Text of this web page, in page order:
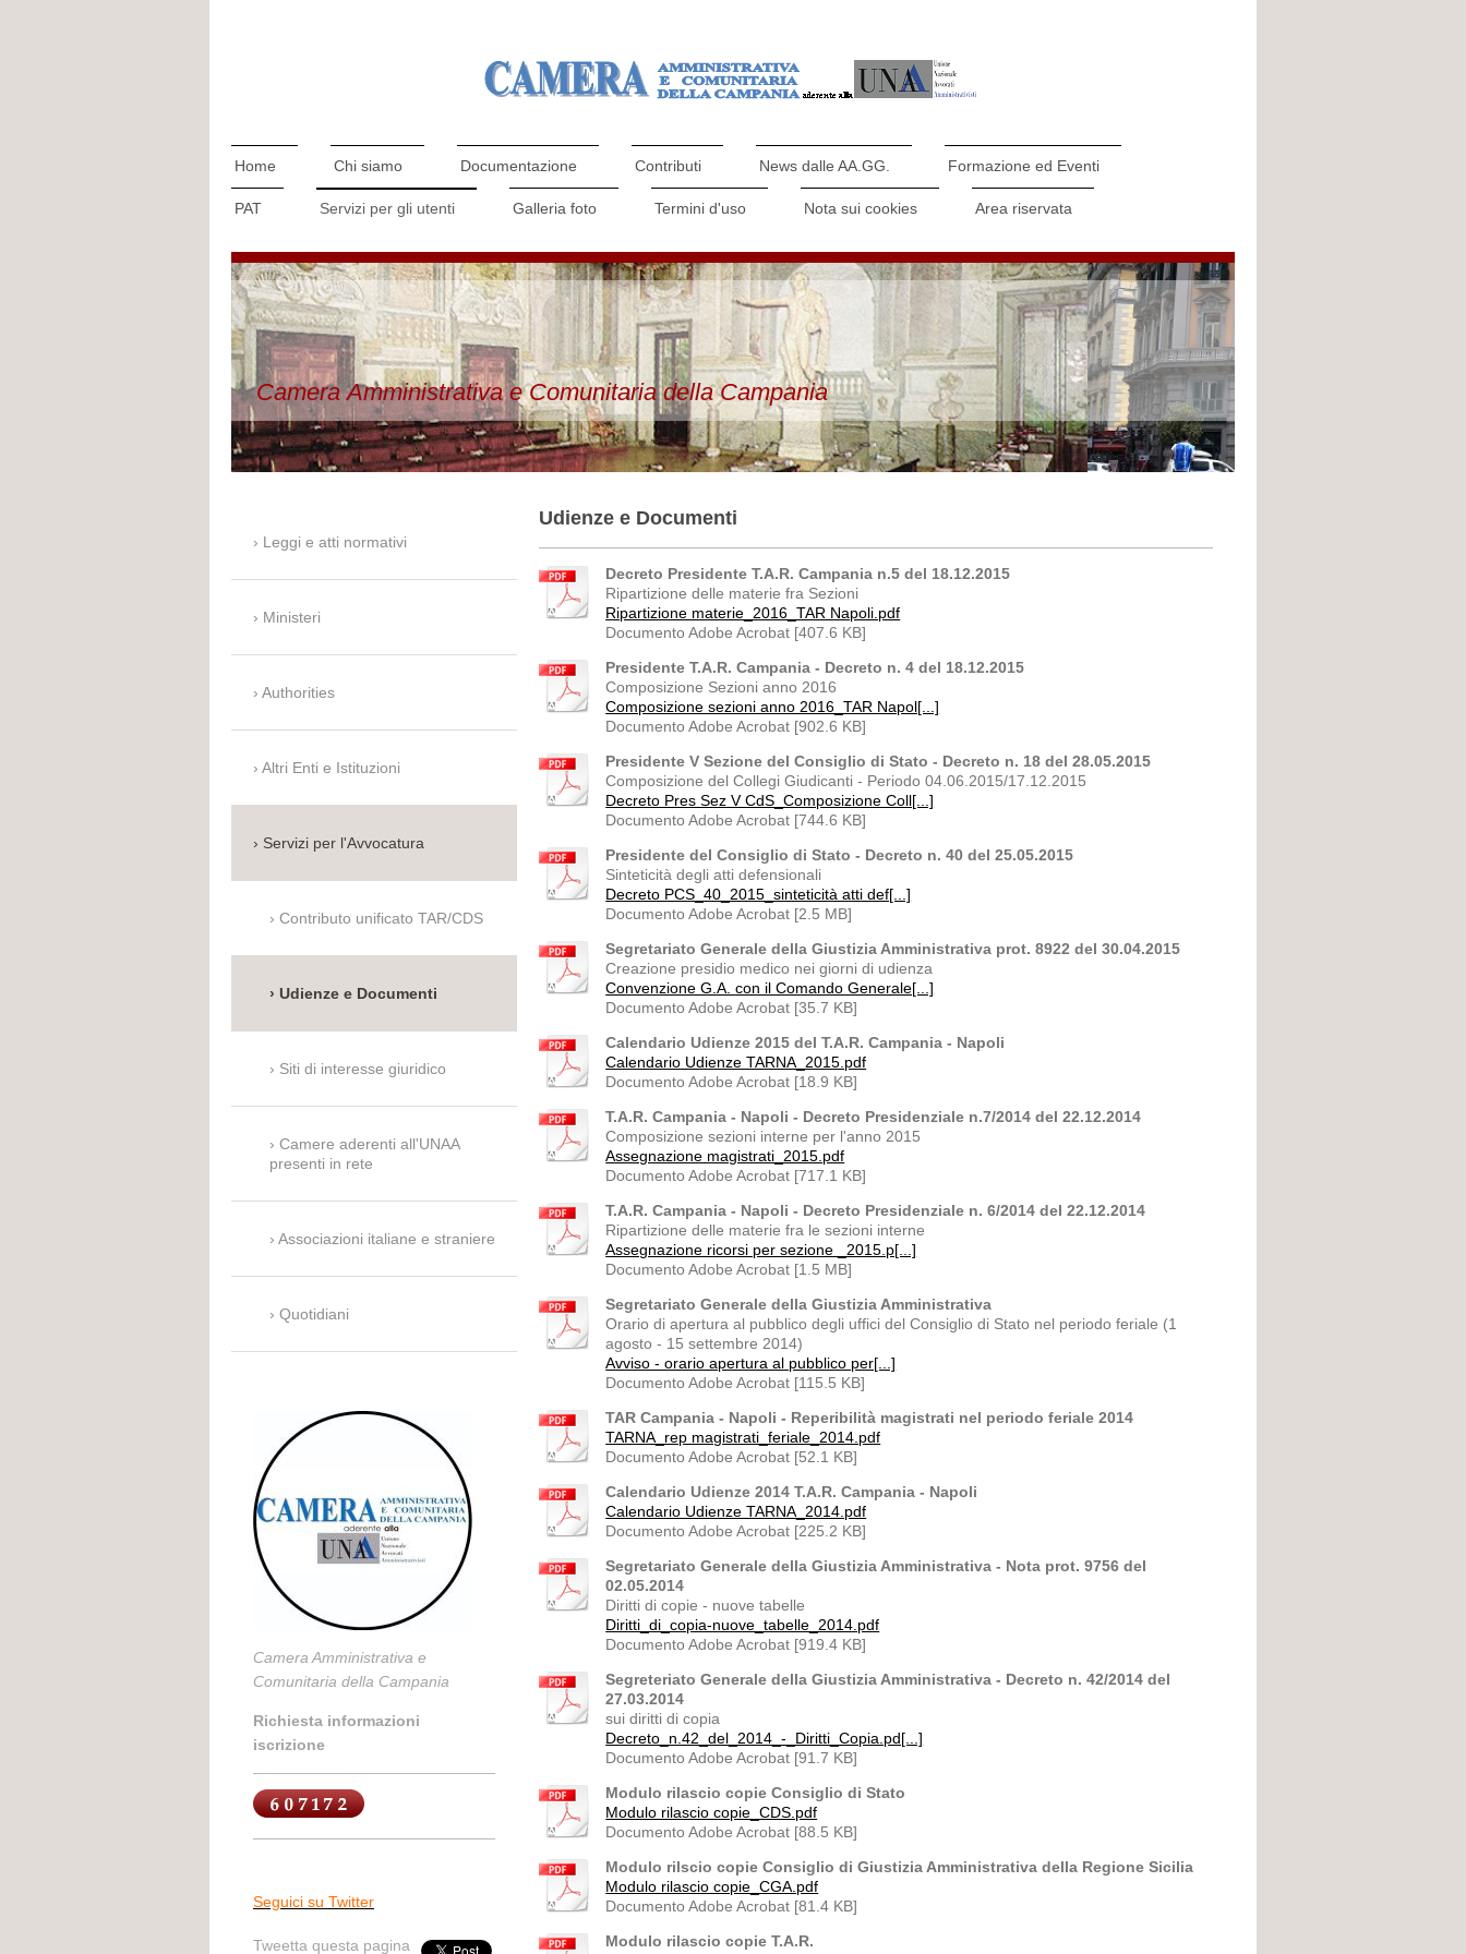
Home Chi siamo Documentazione Contributi News dalle AA.GG. Formazione ed Eventi
PAT Servizi per gli utenti Galleria foto Termini d'uso Nota sui cookies Area riservata
Camera Amministrativa e Comunitaria della Campania
Udienze e Documenti
Decreto Presidente T.A.R. Campania n.5 del 18.12.2015
Ripartizione delle materie fra Sezioni
Ripartizione materie_2016_TAR Napoli.pdf
Documento Adobe Acrobat [407.6 KB]
Presidente T.A.R. Campania - Decreto n. 4 del 18.12.2015
Composizione Sezioni anno 2016
Composizione sezioni anno 2016_TAR Napol[...]
Documento Adobe Acrobat [902.6 KB]
Presidente V Sezione del Consiglio di Stato - Decreto n. 18 del 28.05.2015
Composizione del Collegi Giudicanti - Periodo 04.06.2015/17.12.2015
Decreto Pres Sez V CdS_Composizione Coll[...]
Documento Adobe Acrobat [744.6 KB]
Presidente del Consiglio di Stato - Decreto n. 40 del 25.05.2015
Sinteticità degli atti defensionali
Decreto PCS_40_2015_sinteticità atti def[...]
Documento Adobe Acrobat [2.5 MB]
Segretariato Generale della Giustizia Amministrativa prot. 8922 del 30.04.2015
Creazione presidio medico nei giorni di udienza
Convenzione G.A. con il Comando Generale[...]
Documento Adobe Acrobat [35.7 KB]
Calendario Udienze 2015 del T.A.R. Campania - Napoli
Calendario Udienze TARNA_2015.pdf
Documento Adobe Acrobat [18.9 KB]
T.A.R. Campania - Napoli - Decreto Presidenziale n.7/2014 del 22.12.2014
Composizione sezioni interne per l'anno 2015
Assegnazione magistrati_2015.pdf
Documento Adobe Acrobat [717.1 KB]
T.A.R. Campania - Napoli - Decreto Presidenziale n. 6/2014 del 22.12.2014
Ripartizione delle materie fra le sezioni interne
Assegnazione ricorsi per sezione _2015.p[...]
Documento Adobe Acrobat [1.5 MB]
Segretariato Generale della Giustizia Amministrativa
Orario di apertura al pubblico degli uffici del Consiglio di Stato nel periodo feriale (1
agosto - 15 settembre 2014)
Avviso - orario apertura al pubblico per[...]
Documento Adobe Acrobat [115.5 KB]
TAR Campania - Napoli - Reperibilità magistrati nel periodo feriale 2014
TARNA_rep magistrati_feriale_2014.pdf
Documento Adobe Acrobat [52.1 KB]
Calendario Udienze 2014 T.A.R. Campania - Napoli
Calendario Udienze TARNA_2014.pdf
Documento Adobe Acrobat [225.2 KB]
Segretariato Generale della Giustizia Amministrativa - Nota prot. 9756 del
02.05.2014
Diritti di copie - nuove tabelle
Diritti_di_copia-nuove_tabelle_2014.pdf
Documento Adobe Acrobat [919.4 KB]
Segreteriato Generale della Giustizia Amministrativa - Decreto n. 42/2014 del
27.03.2014
sui diritti di copia
Decreto_n.42_del_2014_-_Diritti_Copia.pd[...]
Documento Adobe Acrobat [91.7 KB]
Modulo rilascio copie Consiglio di Stato
Modulo rilascio copie_CDS.pdf
Documento Adobe Acrobat [88.5 KB]
Modulo rilscio copie Consiglio di Giustizia Amministrativa della Regione Sicilia
Modulo rilascio copie_CGA.pdf
Documento Adobe Acrobat [81.4 KB]
Modulo rilascio copie T.A.R.
Leggi e atti normativi
Ministeri
Authorities
Altri Enti e Istituzioni
Servizi per l'Avvocatura
Contributo unificato TAR/CDS
Udienze e Documenti
Siti di interesse giuridico
Camere aderenti all'UNAA
presenti in rete
Associazioni italiane e straniere
Quotidiani
Camera Amministrativa e
Comunitaria della Campania
Richiesta informazioni
iscrizione
Seguici su Twitter
Tweetta questa pagina